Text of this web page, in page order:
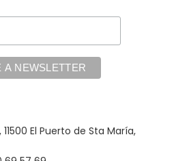
El Puerto de Sta María,